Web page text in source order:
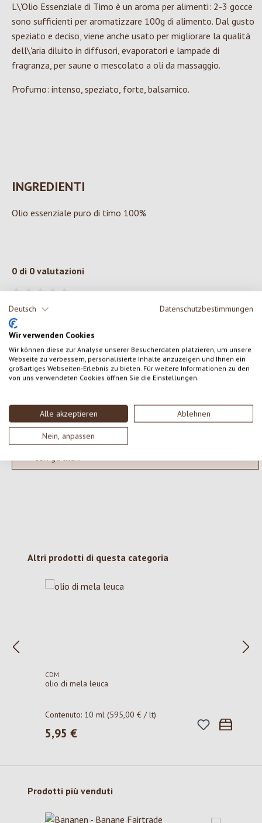
Deutsch Datenschutzbestimmungen
Wir verwenden Cookies
Wir können diese zur Analyse unserer Besucherdaten platzieren, um unsere
Webseite zu verbessern, personalisierte Inhalte anzuzeigen und Ihnen ein
großartiges Webseiten-Erlebnis zu bieten. Für weitere Informationen zu den
von uns verwendeten Cookies öffnen Sie die Einstellungen.
Alle akzeptieren Ablehnen
Nein, anpassen
L\'Olio Essenziale di Timo è un aroma per alimenti: 2-3 gocce
sono sufficienti per aromatizzare 100g di alimento. Dal gusto
speziato e deciso, viene anche usato per migliorare la qualità
dell\'aria diluito in diffusori, evaporatori e lampade di
fragranza, per saune o mescolato a oli da massaggio.
Profumo: intenso, speziato, forte, balsamico.
INGREDIENTI
Olio essenziale puro di timo 100%
0 di 0 valutazioni
Valutazione media di 0 su 5 stelle
Formula una valutazione!
Condividi le tue esperienze con il prodotto con altri clienti.
SCRIVERE UNA RECENSIONE
Nessuna recensione trovata Condividi le tue opinioni
con gli altri.
Salta la galleria dei prodotti
Altri prodotti di questa categoria
CDM
olio di mela leuca
Contenuto: 10 ml(595,00 € / lt)
Prezzo normale:
5,95 €
Salta la galleria dei prodotti
Prodotti più venduti